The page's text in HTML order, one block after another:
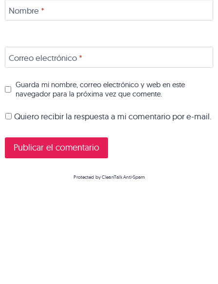
Nombre *
Correo electrónico *
Guarda mi nombre, correo electrónico y web en este
navegador para la próxima vez que comente.
Quiero recibir la respuesta a mi comentario por e-mail.
Protected byCleanTalk Anti-Spam